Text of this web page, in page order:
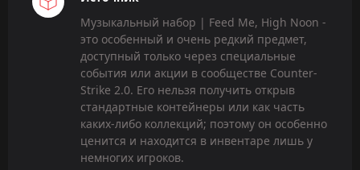
Музыкальный набор | Feed Me, High Noon -
это особенный и очень редкий предмет,
доступный только через специальные
события или акции в сообществе Counter-
Strike 2.0. Его нельзя получить открыв
стандартные контейнеры или как часть
каких-либо коллекций; поэтому он особенно
ценится и находится в инвентаре лишь у
немногих игроков.